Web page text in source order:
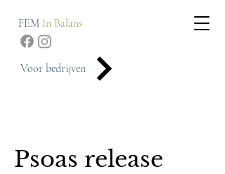
FEM In Balans
Voor bedrijven
Psoas release